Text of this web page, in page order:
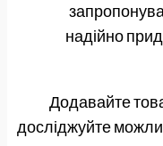
надійно
Додавайте
досліджуйте